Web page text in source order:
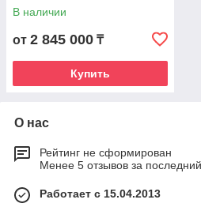
В наличии
от 2 845 000 ₸
Купить
О нас
Рейтинг не сформирован
Менее 5 отзывов за
Работает с 15.04.2013